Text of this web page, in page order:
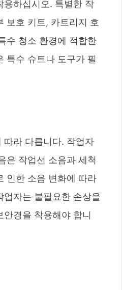
용하십시오. 특별한 작
보호 키트, 카트리지 호
수 청소 환경에 적합한
특수 슈트나 도구가 필
따라 다릅니다. 작업자
은 작업선 소음과 세척
인한 소음 변화에 따라
업자는 불필요한 손상을
안경을 착용해야 합니